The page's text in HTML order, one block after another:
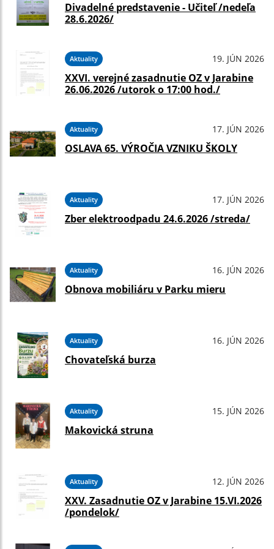
Divadelné predstavenie - Učiteľ /nedeľa
28.6.2026/
Aktuality 19. JÚN 2026
XXVI. verejné zasadnutie OZ v Jarabine
26.06.2026 /utorok o 17:00 hod./
Aktuality 17. JÚN 2026
OSLAVA 65. VÝROČIA VZNIKU ŠKOLY
Aktuality 17. JÚN 2026
Zber elektroodpadu 24.6.2026 /streda/
Aktuality 16. JÚN 2026
Obnova mobiliáru v Parku mieru
Aktuality 16. JÚN 2026
Chovateľská burza
Aktuality 15. JÚN 2026
Makovická struna
Aktuality 12. JÚN 2026
XXV. Zasadnutie OZ v Jarabine 15.VI.2026
/pondelok/